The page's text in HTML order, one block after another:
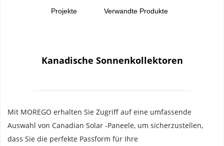
Projekte Verwandte Produkte
Kanadische Sonnenkollektoren
Mit MOREGO erhalten Sie Zugriff auf eine umfassende
Auswahl von Canadian Solar -Paneele, um sicherzustellen,
dass Sie die perfekte Passform für Ihre